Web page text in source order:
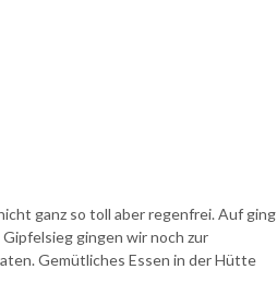
ganz so toll aber regenfrei. Auf ging
gingen wir noch zur
Gemütliches Essen in der Hütte